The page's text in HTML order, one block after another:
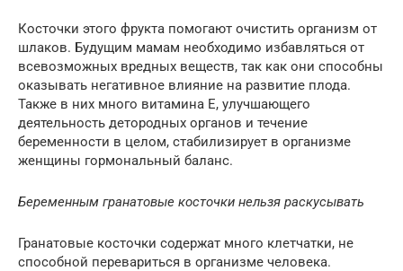
Косточки этого фрукта помогают очистить организм от
шлаков. Будущим мамам необходимо избавляться от
всевозможных вредных веществ, так как они способны
оказывать негативное влияние на развитие плода.
Также в них много витамина Е, улучшающего
деятельность детородных органов и течение
беременности в целом, стабилизирует в организме
женщины гормональный баланс.
Беременным гранатовые косточки нельзя раскусывать
Гранатовые косточки содержат много клетчатки, не
способной перевариться в организме человека.